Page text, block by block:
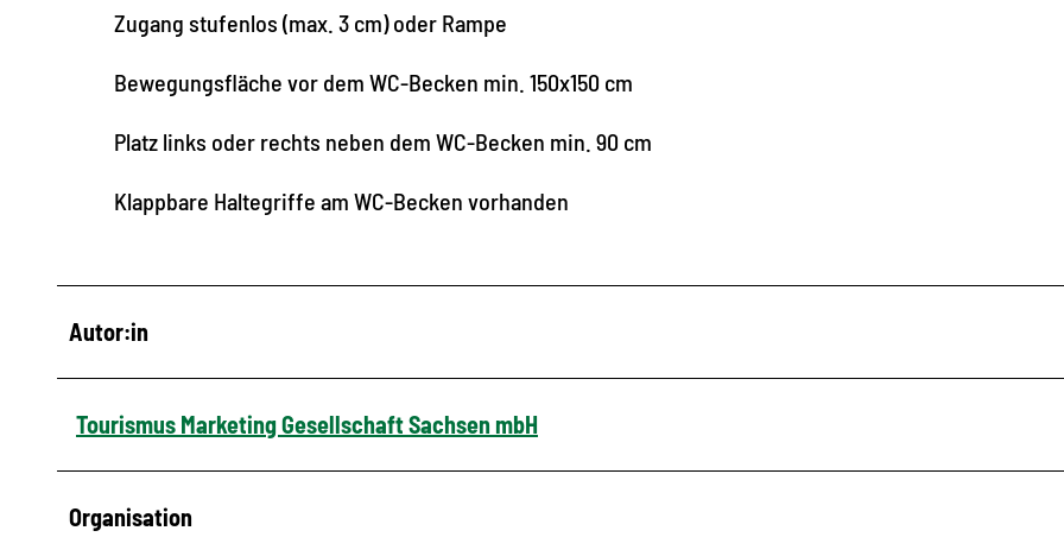
Zugang stufenlos (max. 3 cm) oder Rampe
Bewegungsfläche vor dem WC-Becken min. 150x150 cm
Platz links oder rechts neben dem WC-Becken min. 90 cm
Klappbare Haltegriffe am WC-Becken vorhanden
Autor:in
Tourismus Marketing Gesellschaft Sachsen mbH
Organisation